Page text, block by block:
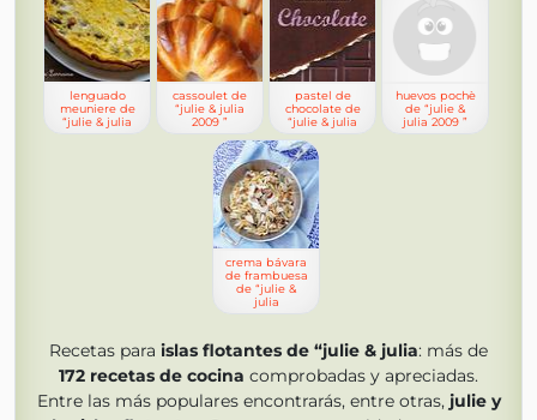
lenguado
meuniere de
“julie & julia
cassoulet de
“julie & julia
2009 ”
pastel de
chocolate de
“julie & julia
huevos pochè
de “julie &
julia 2009 ”
crema bávara
de frambuesa
de “julie &
julia
Recetas para islas flotantes de “julie & julia: más de
172 recetas de cocina comprobadas y apreciadas.
Entre las más populares encontrarás, entre otras, julie y